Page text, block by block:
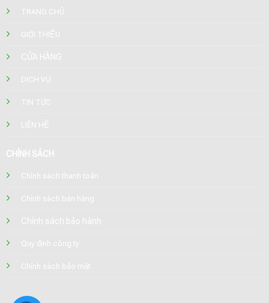
TRANG CHỦ
GIỚI THIỆU
CỬA HÀNG
DỊCH VỤ
TIN TỨC
LIÊN HỆ
CHÍNH SÁCH
Chính sách thanh toán
Chính sách bán hàng
Chính sách bảo hành
Quy định công ty
Chính sách bảo mật